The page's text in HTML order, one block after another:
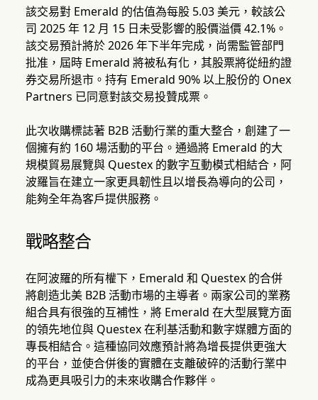
該交易對 Emerald 的估值為每股 5.03 美元，較該公
司 2025 年 12 月 15 日未受影響的股價溢價 42.1%。
該交易預計將於 2026 年下半年完成，尚需監管部門
批准，屆時 Emerald 將被私有化，其股票將從紐約證
券交易所退市。持有 Emerald 90% 以上股份的 Onex
Partners 已同意對該交易投贊成票。
此次收購標誌著 B2B 活動行業的重大整合，創建了一
個擁有約 160 場活動的平台。通過將 Emerald 的大
規模貿易展覽與 Questex 的數字互動模式相結合，阿
波羅旨在建立一家更具韌性且以增長為導向的公司，
能夠全年為客戶提供服務。
戰略整合
在阿波羅的所有權下，Emerald 和 Questex 的合併
將創造北美 B2B 活動市場的主導者。兩家公司的業務
組合具有很強的互補性，將 Emerald 在大型展覽方面
的領先地位與 Questex 在利基活動和數字媒體方面的
專長相結合。這種協同效應預計將為增長提供更強大
的平台，並使合併後的實體在支離破碎的活動行業中
成為更具吸引力的未來收購合作夥伴。